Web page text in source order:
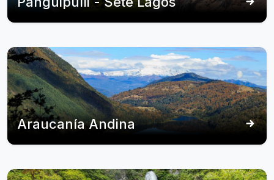
Araucanía Andina